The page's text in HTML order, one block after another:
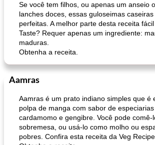
Se você tem filhos, ou apenas um anseio
lanches doces, essas guloseimas
perfeitas. A melhor parte desta receita
Taste? Requer apenas um ingrediente:
maduras.
Obtenha a receita.
Aamras
Aamras é um prato indiano simples que é
polpa de manga com sabor de
cardamomo e gengibre. Você pode comê-
sobremesa, ou usá-lo como molho ou
pobres. Confira esta receita da Veg